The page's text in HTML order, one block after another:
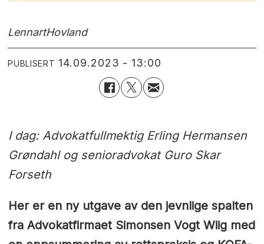
LennartHovland
PUBLISERT 14.09.2023 - 13:00
I dag: Advokatfullmektig Erling Hermansen
Grøndahl og senioradvokat Guro Skar
Forseth
Her er en ny utgave av den jevnlige spalten
fra Advokatfirmaet Simonsen Vogt Wiig med